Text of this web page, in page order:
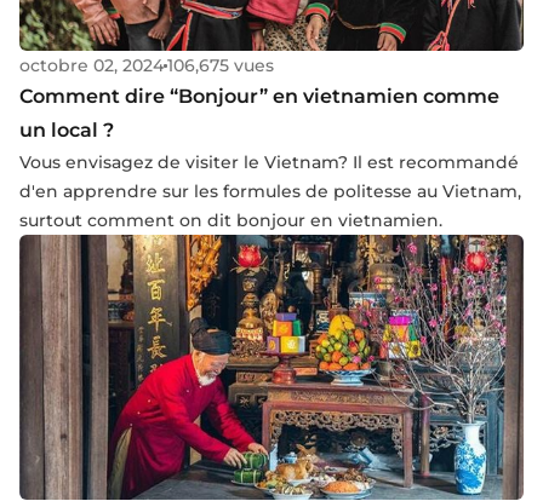
octobre 02, 2024106,675 vues
Comment dire “Bonjour” en vietnamien comme
un local ?
Vous envisagez de visiter le Vietnam? Il est recommandé
d'en apprendre sur les formules de politesse au Vietnam,
surtout comment on dit bonjour en vietnamien.